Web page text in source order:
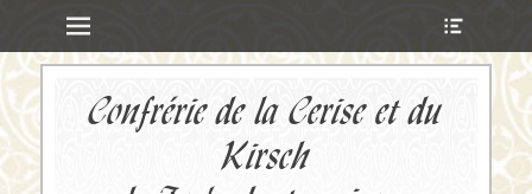
Menu principal
Aller
au
contenu
tête
Confrérie de la Cerise et du
Kirsch